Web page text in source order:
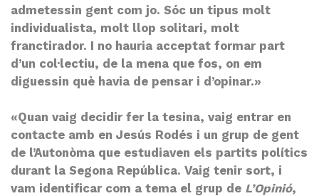
admetessin gent com jo. Sóc un tipus molt
individualista, molt llop solitari, molt
franctirador. I no hauria acceptat formar part
d’un col·lectiu, de la mena que fos, on em
diguessin què havia de pensar i d’opinar.»
«Quan vaig decidir fer la tesina, vaig entrar en
contacte amb en Jesús Rodés i un grup de gent
de l’Autonòma que estudiaven els partits polítics
durant la Segona República. Vaig tenir sort, i
vam identificar com a tema el grup de L’Opinió,